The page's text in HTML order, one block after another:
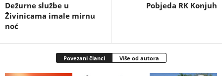
Dežurne službe u
Živinicama imale mirnu
noć
Pobjeda RK Konjuh
Povezani članci Više od autora